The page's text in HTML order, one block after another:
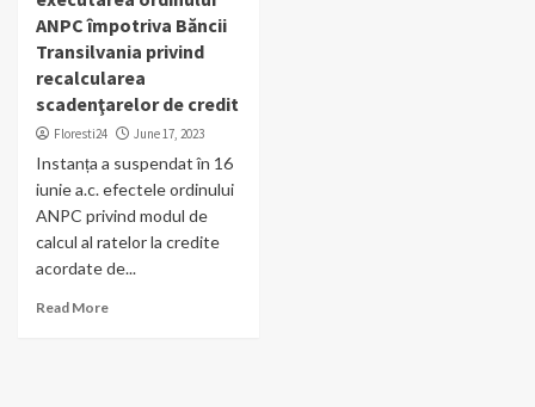
ANPC împotriva Băncii
Transilvania privind
recalcularea
scadenţarelor de credit
Floresti24 June 17, 2023
Instanța a suspendat în 16
iunie a.c. efectele ordinului
ANPC privind modul de
calcul al ratelor la credite
acordate de...
Read More